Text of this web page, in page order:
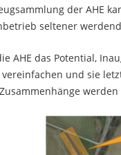
der AHE
seltener
AHE das Potential,
und sie